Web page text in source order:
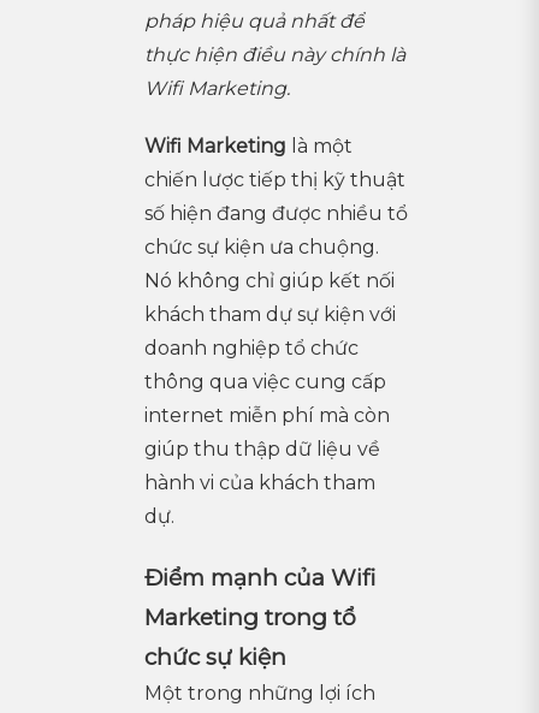
pháp hiệu quả nhất để
thực hiện điều này chính là
Wifi Marketing.
Wifi Marketing là một
chiến lược tiếp thị kỹ thuật
số hiện đang được nhiều tổ
chức sự kiện ưa chuộng.
Nó không chỉ giúp kết nối
khách tham dự sự kiện với
doanh nghiệp tổ chức
thông qua việc cung cấp
internet miễn phí mà còn
giúp thu thập dữ liệu về
hành vi của khách tham
dự.
Điểm mạnh của Wifi
Marketing trong tổ
chức sự kiện
Một trong những lợi ích